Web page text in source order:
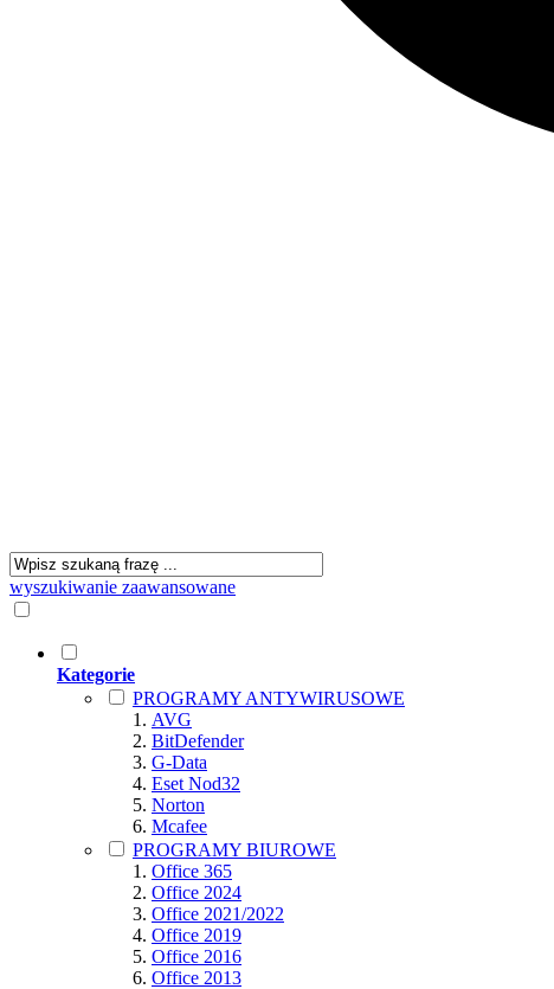
wyszukiwanie zaawansowane
Kategorie
PROGRAMY ANTYWIRUSOWE
AVG
BitDefender
G-Data
Eset Nod32
Norton
Mcafee
PROGRAMY BIUROWE
Office 365
Office 2024
Office 2021/2022
Office 2019
Office 2016
Office 2013